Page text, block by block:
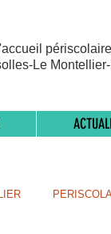
périscolaire
Le